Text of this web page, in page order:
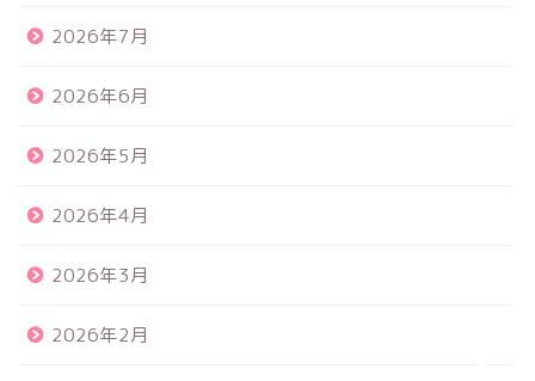
2026年7月
2026年6月
2026年5月
2026年4月
2026年3月
2026年2月